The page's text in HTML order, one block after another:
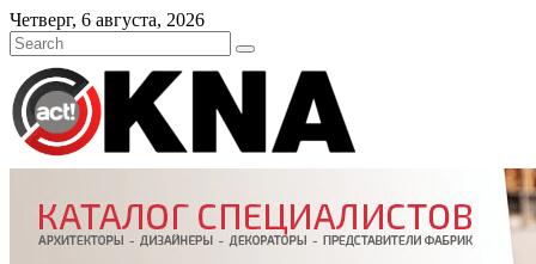
Skip
to
content
Четверг, 6 августа, 2026